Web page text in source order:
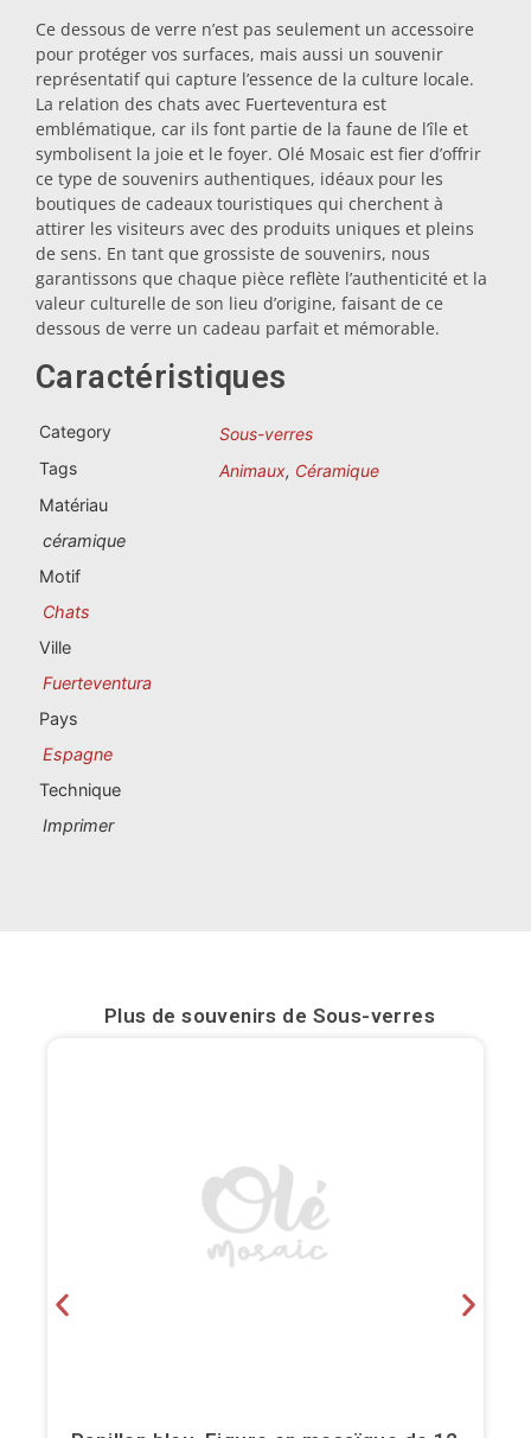
Verres à shot
Souvenirs par ville
Souvenirs d'Espagne
Souvenirs du Portugal
Souvenirs personnalisés
La Coruña
Alicante
Almería
Badajoz
Barcelona
Ce dessous de verre n’est pas seulement un accessoire
pour protéger vos surfaces, mais aussi un souvenir
représentatif qui capture l’essence de la culture locale.
La relation des chats avec Fuerteventura est
emblématique, car ils font partie de la faune de l’île et
symbolisent la joie et le foyer. Olé Mosaic est fier d’offrir
ce type de souvenirs authentiques, idéaux pour les
boutiques de cadeaux touristiques qui cherchent à
attirer les visiteurs avec des produits uniques et pleins
de sens. En tant que grossiste de souvenirs, nous
garantissons que chaque pièce reflète l’authenticité et la
valeur culturelle de son lieu d’origine, faisant de ce
dessous de verre un cadeau parfait et mémorable.
Caractéristiques
Category
Sous-verres
Tags
Animaux, Céramique
Matériau
céramique
Motif
Chats
Ville
Fuerteventura
Pays
Espagne
Technique
Imprimer
Plus de souvenirs de Sous-verres